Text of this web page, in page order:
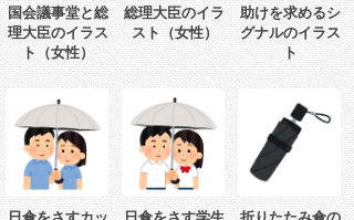
国会議事堂と総
理大臣のイラス
ト（女性）
総理大臣のイラ
スト（女性）
助けを求めるシ
グナルのイラス
ト